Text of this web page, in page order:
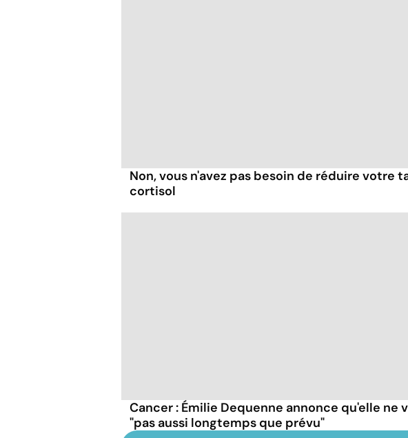
Non, vous n'avez pas besoin de réduire votre
cortisol
Cancer : Émilie Dequenne annonce qu'elle ne
"pas aussi longtemps que prévu"